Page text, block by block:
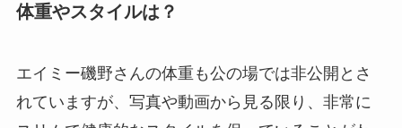
体重やスタイルは？
エイミー磯野さんの体重も公の場では非公開とさ
れていますが、写真や動画から見る限り、非常に